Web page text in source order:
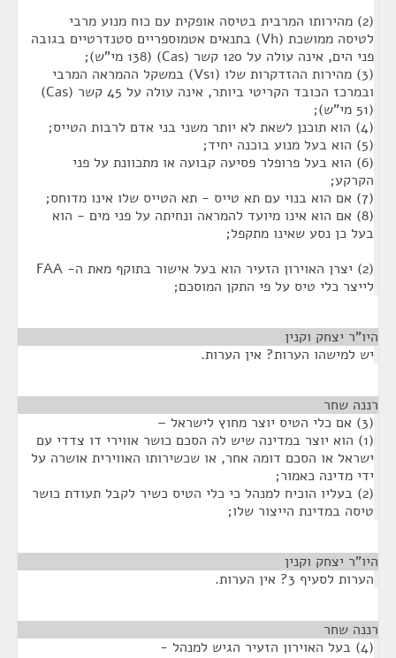
(2) מהירותו המרבית בטיסה אופקית עם כוח מנוע מרבי
לטיסה ממושכת (Vh) בתנאים אטמוספריים סטנדרטיים בגובה
פני הים, אינה עולה על 120 קשר (Cas) (138 מי"ש);
(3) מהירות ההזדקרות שלו (Vs1) במשקל ההמראה המרבי
ובמרכז הכובד הקריטי ביותר, אינה עולה על 45 קשר (Cas)
(51 מי"ש);
(4) הוא תוכנן לשאת לא יותר משני בני אדם לרבות הטייס;
(5) הוא בעל מנוע בוכנה יחיד;
(6) הוא בעל פרופלר פסיעה קבועה או מתכוונת על פני
הקרקע;
(7) אם הוא בנוי עם תא טייס - תא הטייס שלו אינו מדוחס;
(8) אם הוא אינו מיועד להמראה ונחיתה על פני מים - הוא
בעל כן נסע שאינו מתקפל;
(2) יצרן האוירון הזעיר הוא בעל אישור בתוקף מאת ה- FAA
לייצר כלי טיס על פי התקן המוסכם;
היו"ר יצחק וקנין
יש למישהו הערות? אין הערות.
רננה שחר
(3) אם כלי הטיס יוצר מחוץ לישראל –
(1) הוא יוצר במדינה שיש לה הסכם כושר אווירי דו צדדי עם
ישראל או הסכם דומה אחר, או שכשירותו האווירית אושרה על
ידי מדינה כאמור;
(2) בעליו הוכיח למנהל כי כלי הטיס כשיר לקבל תעודת כושר
טיסה במדינת הייצור שלו;
היו"ר יצחק וקנין
הערות לסעיף 3? אין הערות.
רננה שחר
(4) בעל האוירון הזעיר הגיש למנהל -